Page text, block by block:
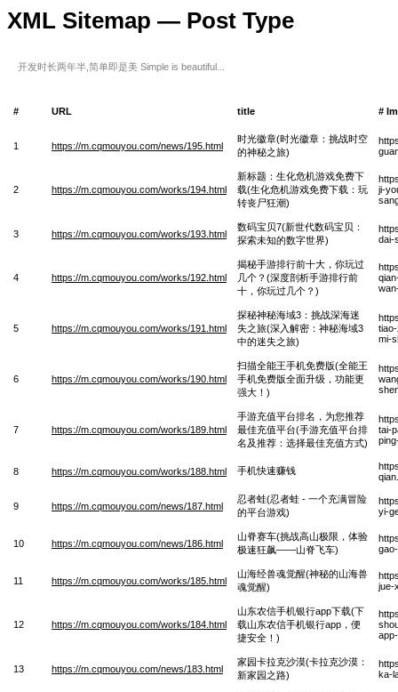
XML Sitemap — Post Type
开发时长两年半,简单即是美 Simple is beautiful...
# URL title #
1 https://m.cqmouyou.com/news/195.html
时光徽章(时光徽章：挑战时空
的神秘之旅)
2 https://m.cqmouyou.com/works/194.html
新标题：生化危机游戏免费下
载(生化危机游戏免费下载：玩
转丧尸狂潮)
ji-
3 https://m.cqmouyou.com/works/193.html
数码宝贝7(新世代数码宝贝：
探索未知的数字世界)
dai-
4 https://m.cqmouyou.com/works/192.html
揭秘手游排行前十大，你玩过
几个？(深度剖析手游排行前
十，你玩过几个？)
5 https://m.cqmouyou.com/works/191.html
探秘神秘海域3：挑战深海迷
失之旅(深入解密：神秘海域3
中的迷失之旅)
mi-
6 https://m.cqmouyou.com/works/190.html
扫描全能王手机免费版(全能王
手机免费版全面升级，功能更
强大！)
7 https://m.cqmouyou.com/works/189.html
手游充值平台排名，为您推荐
最佳充值平台(手游充值平台排
名及推荐：选择最佳充值方式)
tai-
8 https://m.cqmouyou.com/works/188.html 手机快速赚钱
9 https://m.cqmouyou.com/news/187.html
忍者蛙(忍者蛙 - 一个充满冒险
的平台游戏)
yi-
10 https://m.cqmouyou.com/news/186.html
山脊赛车(挑战高山极限，体验
极速狂飙——山脊飞车)
11 https://m.cqmouyou.com/works/185.html
山海经兽魂觉醒(神秘的山海兽
魂觉醒)
jue-
12 https://m.cqmouyou.com/works/184.html
山东农信手机银行app下载(下
载山东农信手机银行app，便
捷安全！)
13 https://m.cqmouyou.com/news/183.html
家园卡拉克沙漠(卡拉克沙漠：
新家园之路)
ka-